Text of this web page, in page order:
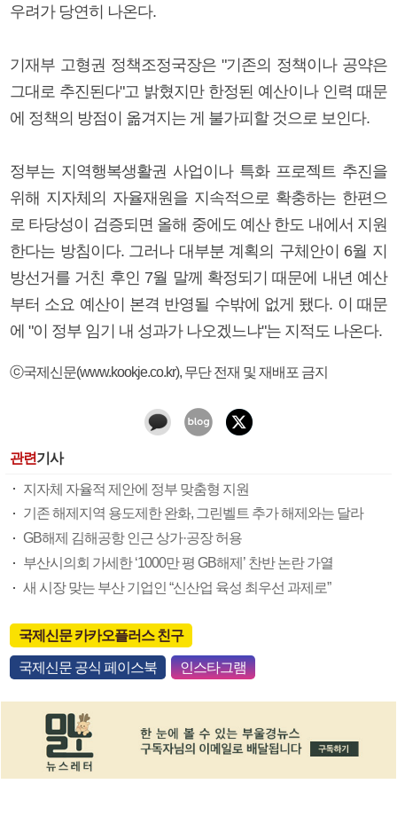
우려가 당연히 나온다.
기재부 고형권 정책조정국장은 "기존의 정책이나 공약은
그대로 추진된다"고 밝혔지만 한정된 예산이나 인력 때문
에 정책의 방점이 옮겨지는 게 불가피할 것으로 보인다.
정부는 지역행복생활권 사업이나 특화 프로젝트 추진을
위해 지자체의 자율재원을 지속적으로 확충하는 한편으
로 타당성이 검증되면 올해 중에도 예산 한도 내에서 지원
한다는 방침이다. 그러나 대부분 계획의 구체안이 6월 지
방선거를 거친 후인 7월 말께 확정되기 때문에 내년 예산
부터 소요 예산이 본격 반영될 수밖에 없게 됐다. 이 때문
에 "이 정부 임기 내 성과가 나오겠느냐"는 지적도 나온다.
ⓒ국제신문(www.kookje.co.kr), 무단 전재 및 재배포 금지
관련기사
지자체 자율적 제안에 정부 맞춤형 지원
기존 해제지역 용도제한 완화, 그린벨트 추가 해제와는 달라
GB해제 김해공항 인근 상가·공장 허용
부산시의회 가세한 ‘1000만 평 GB해제’ 찬반 논란 가열
새 시장 맞는 부산 기업인 “신산업 육성 최우선 과제로”
국제신문 카카오플러스 친구
국제신문 공식 페이스북 인스타그램